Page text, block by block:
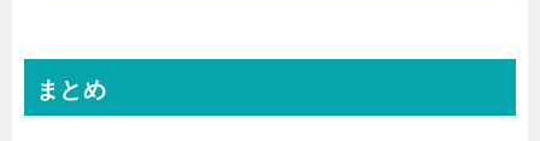
まとめ